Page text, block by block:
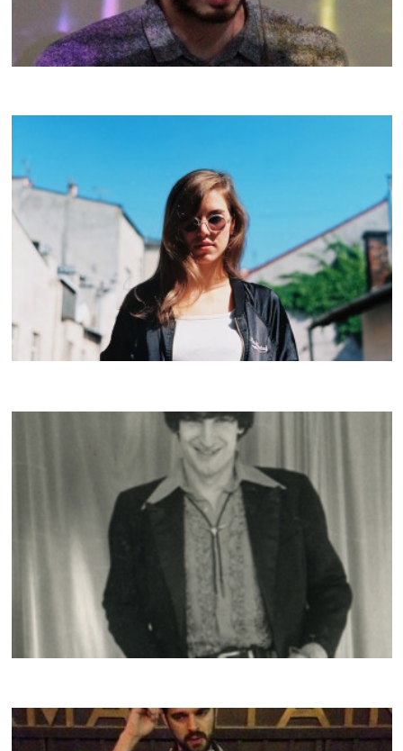
FOLAMOUR
DJ CHARLIE
CRACKI MIX #34
BLACK DEVIL DISCO CLUB
CRACKI MIX 33